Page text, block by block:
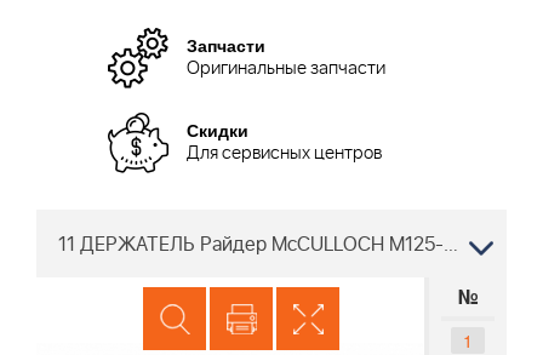
Запчасти
Оригинальные запчасти
Скидки
Для сервисных центров
11 ДЕРЖАТЕЛЬ Райдер McCULLOCH M125-85FH 967186901, 2013-01
№
1